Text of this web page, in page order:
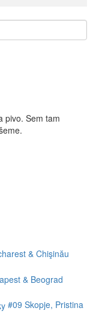
pivo. Sem tam
& Chişinău
& Beograd
#09 Skopje, Pristina